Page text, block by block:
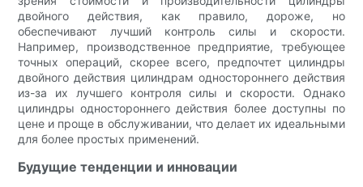
двойного действия, как правило, дороже, но
обеспечивают лучший контроль силы и скорости.
Например, производственное предприятие, требующее
точных операций, скорее всего, предпочтет цилиндры
двойного действия цилиндрам одностороннего действия
из-за их лучшего контроля силы и скорости. Однако
цилиндры одностороннего действия более доступны по
цене и проще в обслуживании, что делает их идеальными
для более простых применений.
Будущие тенденции и инновации